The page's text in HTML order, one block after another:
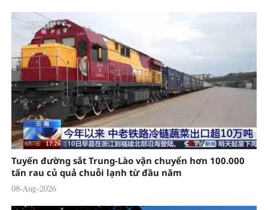
Tuyến đường sắt Trung-Lào vận chuyển hơn 100.000
tấn rau củ quả chuỗi lạnh từ đầu năm
08-Aug-2026